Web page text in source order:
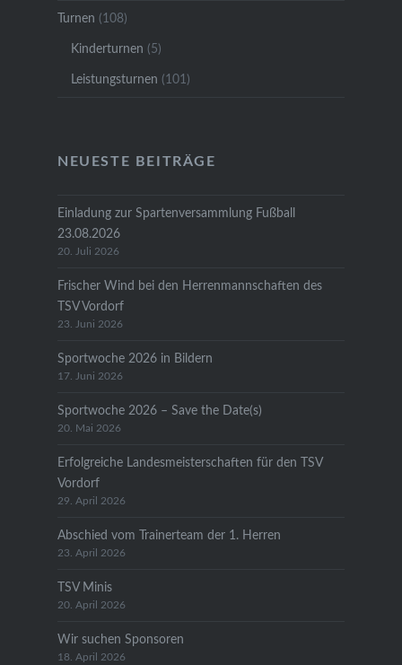
Turnen (108)
Kinderturnen (5)
Leistungsturnen (101)
NEUESTE BEITRÄGE
Einladung zur Spartenversammlung Fußball
23.08.2026
20. Juli 2026
Frischer Wind bei den Herrenmannschaften des
TSV Vordorf
23. Juni 2026
Sportwoche 2026 in Bildern
17. Juni 2026
Sportwoche 2026 – Save the Date(s)
20. Mai 2026
Erfolgreiche Landesmeisterschaften für den TSV
Vordorf
29. April 2026
Abschied vom Trainerteam der 1. Herren
23. April 2026
TSV Minis
20. April 2026
Wir suchen Sponsoren
18. April 2026